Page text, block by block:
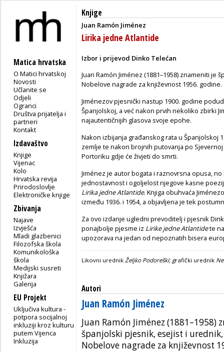
Matica hrvatska
O Matici hrvatskoj
Novosti
Učlanite se
Odjeli
Ogranci
Društva prijatelja i
partneri
Kontakt
Izdavaštvo
Knjige
Vijenac
Kolo
Hrvatska revija
Prirodoslovlje
Elektroničke knjige
Zbivanja
Najave
Izvješća
Mladi glazbenici
Filozofska škola
Komunikološka
škola
Medijski susreti
Knjižara
Galerija
EU Projekt
Uključiva kultura -
potpora socijalnoj
inkluziji kroz kulturu
putem Vijenca
Inkluzija
Knjige
Juan Ramón Jiménez
Lirika jedne Atlantide
Izbor i prijevod Dinko Telećan
Juan Ramón Jiménez (1881–1958) znameniti
Nobelove nagrade za književnost 1956. godine.
Jiménezov pjesnički nastup 1900. godine
Španjolskoj, a već nakon prvih nekoliko zbirki
najautentičnijih glasova svoje epohe.
Nakon izbijanja građanskog rata u Španjolskoj
zemlje te nakon brojnih putovanja po
Portoriku gdje će živjeti do smrti.
Jiménez je autor bogata i raznovrsna opusa,
jednostavnost i ogoljelost njegove kasne
Lirika jedne Atlantide. Knjiga obuhvaća
između 1936. i 1954, a objavljena je tek
Za ovo izdanje ugledni prevoditelj i pjesnik
ponajbolje pjesme iz Lirike jedne Atlantidete
upozorava na jedan od nepoznatih bisera
Likovni urednik Željko Podoreški; grafički urednik
Autori
Juan Ramón Jiménez
Juan Ramón Jiménez (1881–1958)
španjolski pjesnik, esejist i
Nobelove nagrade za književnost